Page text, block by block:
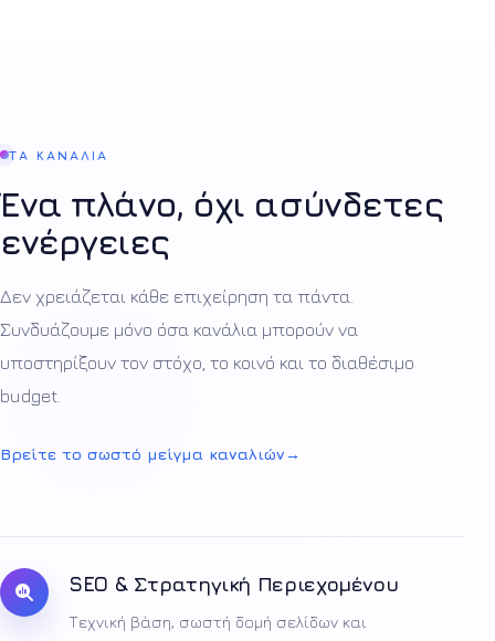
ΤΑ ΚΑΝΑΛΙΑ
Ένα πλάνο, όχι ασύνδετες
ενέργειες
Δεν χρειάζεται κάθε επιχείρηση τα πάντα.
Συνδυάζουμε μόνο όσα κανάλια μπορούν να
υποστηρίξουν τον στόχο, το κοινό και το διαθέσιμο
budget.
Βρείτε το σωστό μείγμα καναλιών→
SEO & Στρατηγική Περιεχομένου
Τεχνική βάση, σωστή δομή σελίδων και